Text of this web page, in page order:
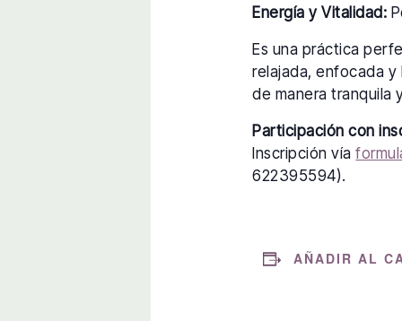
Energía y Vitalidad:
Es una práctica
relajada, enfocada
de manera tranquila
Participación con
Inscripción vía
622395594).
AÑADIR AL